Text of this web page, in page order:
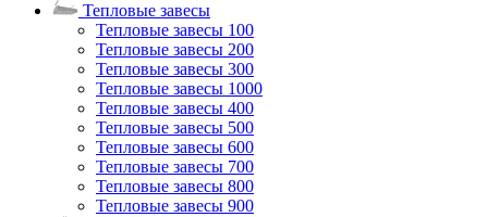
Тепловые завесы
Тепловые завесы 100
Тепловые завесы 200
Тепловые завесы 300
Тепловые завесы 1000
Тепловые завесы 400
Тепловые завесы 500
Тепловые завесы 600
Тепловые завесы 700
Тепловые завесы 800
Тепловые завесы 900